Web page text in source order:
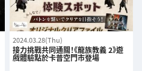
2024.03.28(Thu)
接力挑戰共同通關！《龍族教義 2》遊
戲體驗點於卡普空門市登場